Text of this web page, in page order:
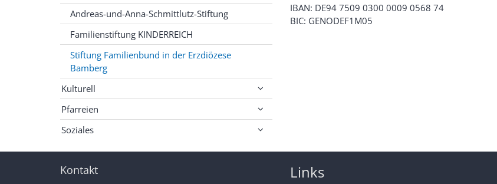
IBAN: DE94 7509 0300 0009 0568 74
BIC: GENODEF1M05
Andreas-und-Anna-Schmittlutz-Stiftung
Familienstiftung KINDERREICH
Stiftung Familienbund in der Erzdiözese
Bamberg
Kulturell
Pfarreien
Soziales
Kontakt Links